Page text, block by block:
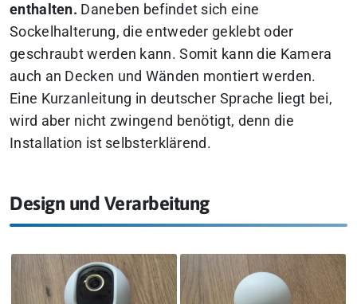
enthalten. Daneben befindet sich eine
Sockelhalterung, die entweder geklebt oder
geschraubt werden kann. Somit kann die Kamera
auch an Decken und Wänden montiert werden.
Eine Kurzanleitung in deutscher Sprache liegt bei,
wird aber nicht zwingend benötigt, denn die
Installation ist selbsterklärend.
Design und Verarbeitung